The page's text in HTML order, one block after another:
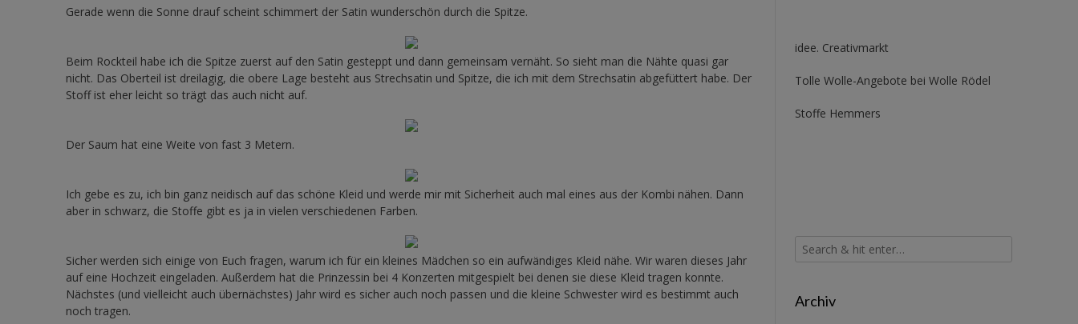
Gerade wenn die Sonne drauf scheint schimmert der Satin wunderschön durch die Spitze.
Beim Rockteil habe ich die Spitze zuerst auf den Satin gesteppt und dann gemeinsam vernäht. So sieht man die Nähte quasi gar
nicht. Das Oberteil ist dreilagig, die obere Lage besteht aus Strechsatin und Spitze, die ich mit dem Strechsatin abgefüttert habe. Der
Stoff ist eher leicht so trägt das auch nicht auf.
Der Saum hat eine Weite von fast 3 Metern.
Ich gebe es zu, ich bin ganz neidisch auf das schöne Kleid und werde mir mit Sicherheit auch mal eines aus der Kombi nähen. Dann
aber in schwarz, die Stoffe gibt es ja in vielen verschiedenen Farben.
Sicher werden sich einige von Euch fragen, warum ich für ein kleines Mädchen so ein aufwändiges Kleid nähe. Wir waren dieses Jahr
auf eine Hochzeit eingeladen. Außerdem hat die Prinzessin bei 4 Konzerten mitgespielt bei denen sie diese Kleid tragen konnte.
Nächstes (und vielleicht auch übernächstes) Jahr wird es sicher auch noch passen und die kleine Schwester wird es bestimmt auch
noch tragen.
idee. Creativmarkt
Tolle Wolle-Angebote bei Wolle Rödel
Stoffe Hemmers
Archiv